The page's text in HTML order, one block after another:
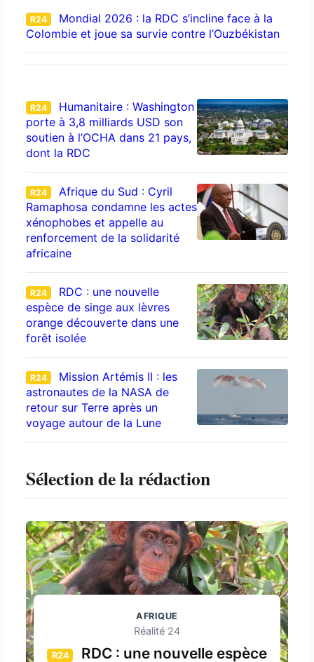
R24
Mondial 2026 : la RDC s’incline face à la
Colombie et joue sa survie contre l’Ouzbékistan
R24
Humanitaire : Washington
porte à 3,8 milliards USD son
soutien à l’OCHA dans 21 pays,
dont la RDC
R24
Afrique du Sud : Cyril
Ramaphosa condamne les actes
xénophobes et appelle au
renforcement de la solidarité
africaine
R24
RDC : une nouvelle
espèce de singe aux lèvres
orange découverte dans une
forêt isolée
R24
Mission Artémis II : les
astronautes de la NASA de
retour sur Terre après un
voyage autour de la Lune
Sélection de la rédaction
AFRIQUE
Réalité 24
R24 RDC : une nouvelle espèce